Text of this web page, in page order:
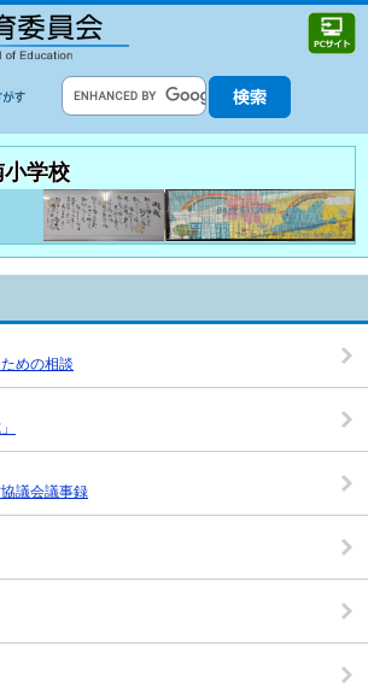
学校
めの相談
議会議事録